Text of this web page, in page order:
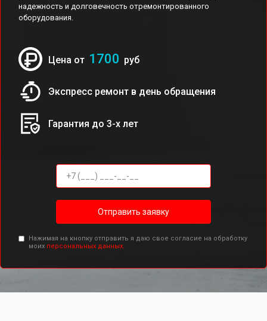
надежность и долговечность отремонтированного
оборудования.
Цена от 1700 руб
Экспресс ремонт в день обращения
Гарантия до 3-х лет
Отправить заявку
Нажимая на кнопку отправить я даю свое согласие на обработку
моих персональных данных.